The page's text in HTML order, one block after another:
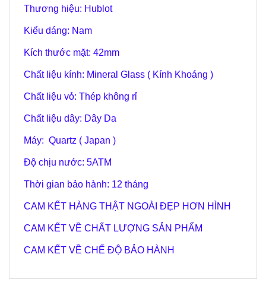
Thương hiệu: Hublot
Kiểu dáng: Nam
Kích thước mặt: 42mm
Chất liệu kính: Mineral Glass ( Kính Khoáng )
Chất liệu vỏ: Thép không rỉ
Chất liệu dây: Dây Da
Máy: Quartz ( Japan )
Độ chịu nước: 5ATM
Thời gian bảo hành: 12 tháng
CAM KẾT HÀNG THẬT NGOÀI ĐẸP HƠN HÌNH
CAM KẾT VỀ CHẤT LƯỢNG SẢN PHẨM
CAM KẾT VỀ CHẾ ĐỘ BẢO HÀNH